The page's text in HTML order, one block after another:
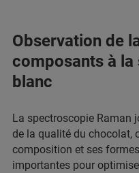
Observation de
composants à
blanc
La spectroscopie Raman
de la qualité du chocolat,
composition et ses
importantes pour